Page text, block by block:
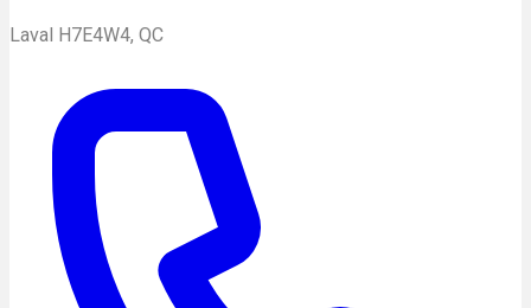
Laval H7E4W4, QC